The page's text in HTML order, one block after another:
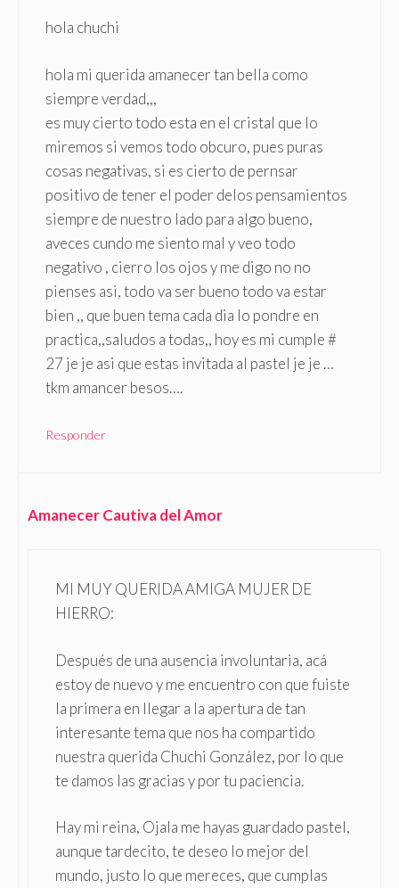
hola chuchi
hola mi querida amanecer tan bella como
siempre verdad,,,
es muy cierto todo esta en el cristal que lo
miremos si vemos todo obcuro, pues puras
cosas negativas, si es cierto de pernsar
positivo de tener el poder delos pensamientos
siempre de nuestro lado para algo bueno,
aveces cundo me siento mal y veo todo
negativo , cierro los ojos y me digo no no
pienses asi, todo va ser bueno todo va estar
bien ,, que buen tema cada dia lo pondre en
practica,,saludos a todas,, hoy es mi cumple #
27 je je asi que estas invitada al pastel je je …
tkm amancer besos….
Responder
Amanecer Cautiva del Amor
MI MUY QUERIDA AMIGA MUJER DE
HIERRO:
Después de una ausencia involuntaria, acá
estoy de nuevo y me encuentro con que fuiste
la primera en llegar a la apertura de tan
interesante tema que nos ha compartido
nuestra querida Chuchi González, por lo que
te damos las gracias y por tu paciencia.
Hay mi reina, Ojala me hayas guardado pastel,
aunque tardecito, te deseo lo mejor del
mundo, justo lo que mereces, que cumplas